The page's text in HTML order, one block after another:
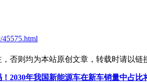
45575.html
否则均为本站原创文章，转载时请以链
2030年我国新能源车在新车销量中占比